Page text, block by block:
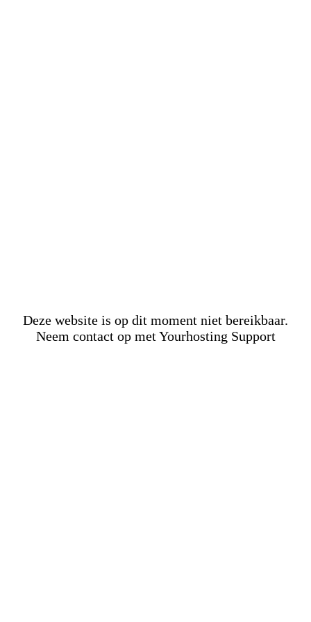
Deze website is op dit moment niet bereikbaar.
Neem contact op met Yourhosting Support